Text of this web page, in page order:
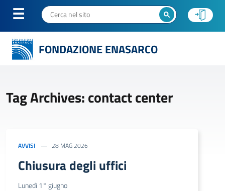
FONDAZIONE ENASARCO
Tag Archives: contact center
AVVISI 28 MAG 2026
Chiusura degli uffici
Lunedì 1° giugno